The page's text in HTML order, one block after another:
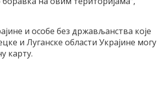
и особе без држављанства које
и Луганске области Украјине могу
карту.